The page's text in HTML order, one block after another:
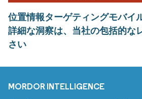
位置情報ターゲティングモバイ
詳細な洞察は、当社の包括的な
さい
MORDOR INTELLIGENCE